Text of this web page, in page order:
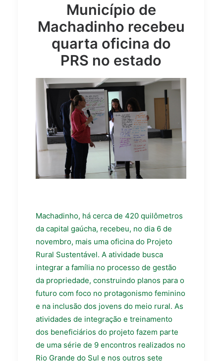
Município de
Machadinho recebeu
quarta oficina do
PRS no estado
Machadinho, há cerca de 420 quilômetros
da capital gaúcha, recebeu, no dia 6 de
novembro, mais uma oficina do Projeto
Rural Sustentável. A atividade busca
integrar a família no processo de gestão
da propriedade, construindo planos para o
futuro com foco no protagonismo feminino
e na inclusão dos jovens do meio rural. As
atividades de integração e treinamento
dos beneficiários do projeto fazem parte
de uma série de 9 encontros realizados no
Rio Grande do Sul e nos outros sete